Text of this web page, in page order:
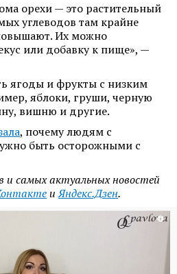
орехи — это растительный
углеводов там крайне
Их можно
или добавку к пище», —
ягоды и фрукты с низким
яблоки, груши, черную
вишню и другие.
, почему людям с
быть осторожными с
и самых актуальных новостей
иЯндекс.Дзен.